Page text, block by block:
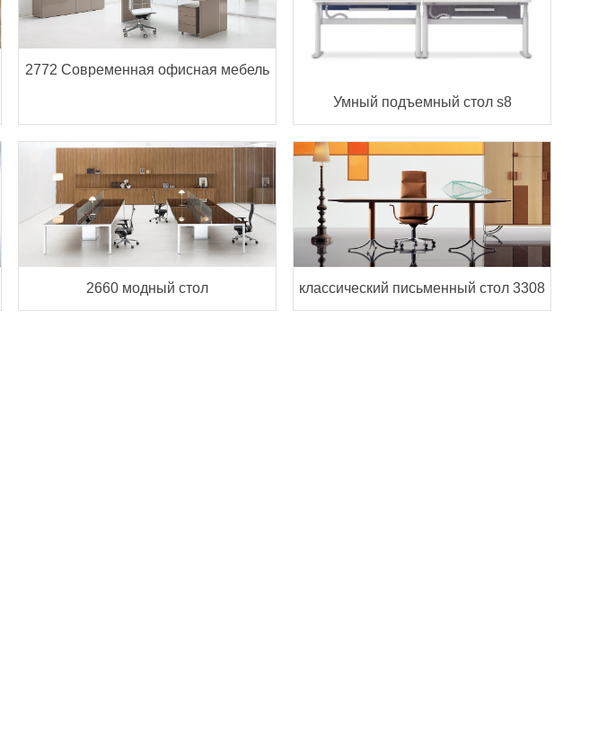
2772 Современная офисная мебель
Умный подъемный стол s8
2660 модный стол классический письменный стол 3308